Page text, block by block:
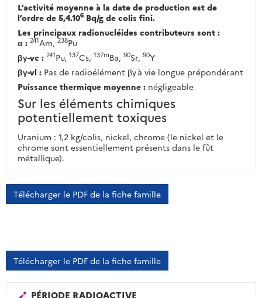
L’activité moyenne à la date de production est de
l’ordre de 5,4.106Bq/g de colis fini.
Les principaux radionucléides contributeurs sont :
α : 241Am, 238Pu
βγ-vc : 241Pu, 137Cs, 137mBa, 90Sr, 90Y
βγ-vl : Pas de radioélément βγ à vie longue prépondérant
Puissance thermique moyenne :négligeable
Sur les éléments chimiques
potentiellement toxiques
Uranium : 1,2 kg/colis, nickel, chrome (le nickel et le
chrome sont essentiellement présents dans le fût
métallique).
Télécharger le PDF de la fiche famille
Télécharger le PDF de la fiche famille
PÉRIODE RADIOACTIVE